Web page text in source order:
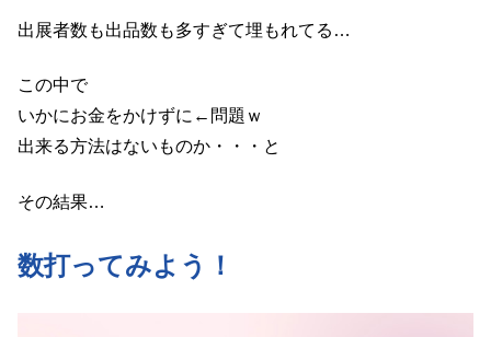
出展者数も出品数も多すぎて埋もれてる…
この中で
いかにお金をかけずに←問題ｗ
出来る方法はないものか・・・と
その結果…
数打ってみよう！